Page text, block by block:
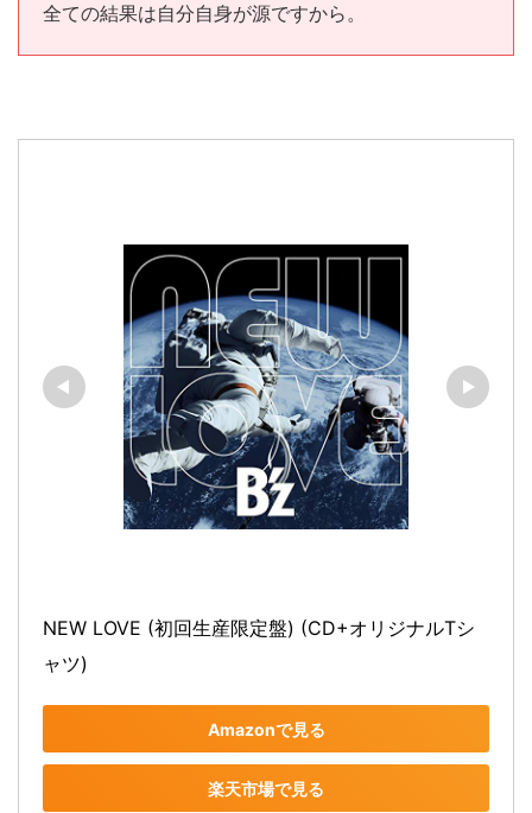
全ての結果は自分自身が源ですから。
NEW LOVE (初回生産限定盤) (CD+オリジナルTシ
ャツ)
Amazonで見る
楽天市場で見る